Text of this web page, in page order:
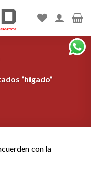
“hígado”
con la